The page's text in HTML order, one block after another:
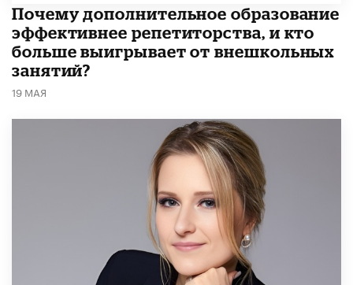
​Почему дополнительное образование
эффективнее репетиторства, и кто
больше выигрывает от внешкольных
занятий?
19 МАЯ